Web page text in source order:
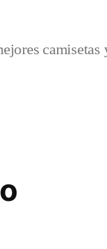
camisetas